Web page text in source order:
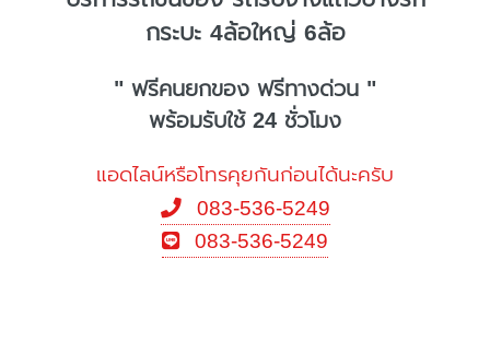
กระบะ 4ล้อใหญ่ 6ล้อ
" ฟรีคนยกของ ฟรีทางด่วน "
พร้อมรับใช้ 24 ชั่วโมง
แอดไลน์หรือโทรคุยกันก่อนได้นะครับ
083-536-5249
083-536-5249